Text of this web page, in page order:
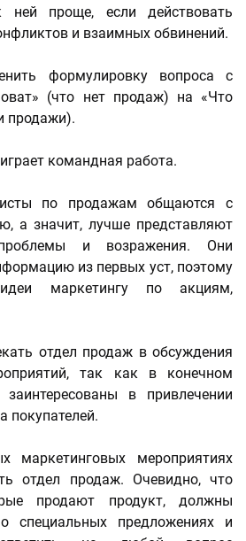
ней проще, если действовать
и взаимных обвинений.
формулировку вопроса с
(что нет продаж) на «Что
продажи).
командная работа.
по продажам общаются с
а значит, лучше представляют
и возражения. Они
из первых уст, поэтому
маркетингу по акциям,
отдел продаж в обсуждения
так как в конечном
в привлечении
покупателей.
маркетинговых мероприятиях
отдел продаж. Очевидно, что
продают продукт, должны
специальных предложениях и